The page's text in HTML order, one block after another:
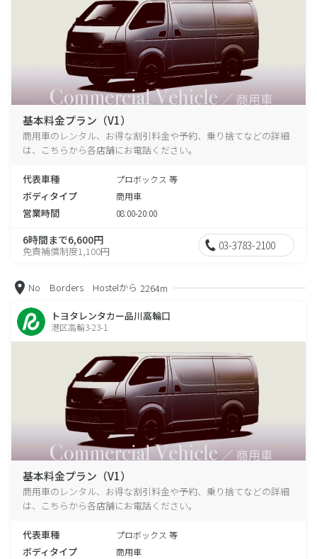
基本料金プラン（V1）
商用車のレンタル、お得な割引料金や予約、乗り捨てなどの詳細
は、こちらから各店舗にお電話ください。
代表車種 プロボックス 等
ボディタイプ 商用車
営業時間 08:00-20:00
6時間まで6,600円
免責補償制度1,100円 03-3783-2100
No Borders Hostelから 2264m
トヨタレンタカー品川高輪口
港区高輪3-23-1
基本料金プラン（V1）
商用車のレンタル、お得な割引料金や予約、乗り捨てなどの詳細
は、こちらから各店舗にお電話ください。
代表車種 プロボックス 等
ボディタイプ 商用車